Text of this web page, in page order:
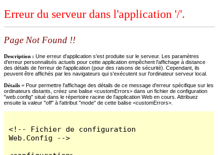
Erreur du serveur dans l'application '/'.
Page Not Found !!
Description : Une erreur d'application s'est produite sur le serveur. Les paramètres
d'erreur personnalisés actuels pour cette application empêchent l'affichage à distance
des détails de l'erreur de l'application (pour des raisons de sécurité). Cependant, ils
peuvent être affichés par les navigateurs qui s'exécutent sur l'ordinateur serveur local.
Détails = Pour permettre l'affichage des détails de ce message d'erreur spécifique sur les
ordinateurs distants, créez une balise <customErrors> dans un fichier de configuration
"web.config" situé dans le répertoire racine de l'application Web en cours. Attribuez
ensuite la valeur "off" à l'attribut "mode" de cette balise <customErrors>.
<!-- Fichier de configuration
Web.Config -->